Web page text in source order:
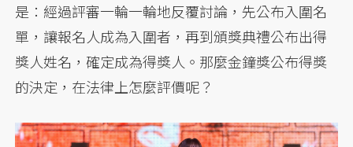
是：經過評審一輪一輪地反覆討論，先公布入圍名
單，讓報名人成為入圍者，再到頒獎典禮公布出得
獎人姓名，確定成為得獎人。那麼金鐘獎公布得獎
的決定，在法律上怎麼評價呢？